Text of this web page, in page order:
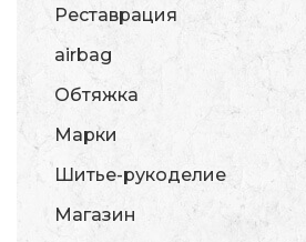
Реставрация
airbag
Обтяжка
Марки
Шитье-рукоделие
Магазин